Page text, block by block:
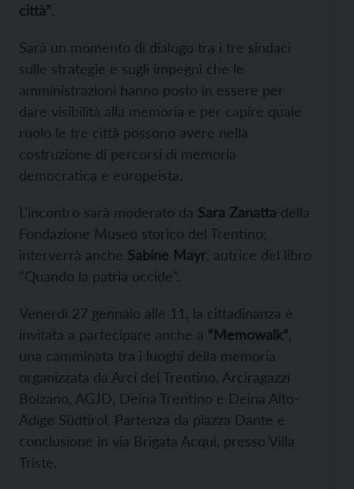
città”.
Sarà un momento di dialogo tra i tre sindaci
sulle strategie e sugli impegni che le
amministrazioni hanno posto in essere per
dare visibilità alla memoria e per capire quale
ruolo le tre città possono avere nella
costruzione di percorsi di memoria
democratica e europeista.
L’incontro sarà moderato da Sara Zanatta della
Fondazione Museo storico del Trentino;
interverrà anche Sabine Mayr , autrice del libro
“Quando la patria uccide”.
Venerdì 27 gennaio alle 11, la cittadinanza è
invitata a partecipare anche a “Memowalk”
una camminata tra i luoghi della memoria
organizzata da Arci del Trentino, Arciragazzi
Bolzano, AGJD, Deina Trentino e Deina Alto-
Adige Südtirol. Partenza da piazza Dante e
conclusione in via Brigata Acqui, presso Villa
Triste.